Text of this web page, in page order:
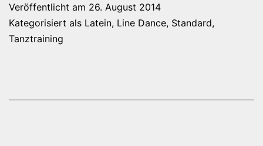
Veröffentlicht am 26. August 2014
Kategorisiert als Latein, Line Dance, Standard,
Tanztraining